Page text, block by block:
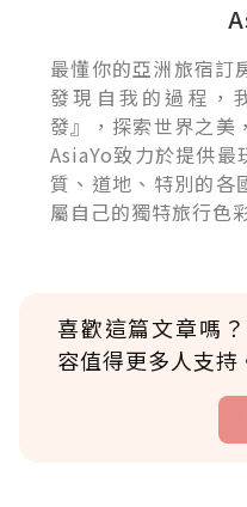
最懂你的亞洲旅宿訂
發現自我的過程，
發』，探索世界之美
AsiaYo致力於提供最
質、道地、特別的各
屬自己的獨特旅行色
喜歡這篇文章嗎
容值得更多人支持